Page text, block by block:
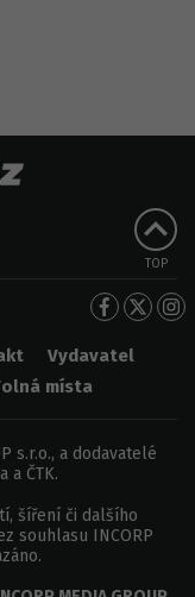
TOP
Vydavatel
místa
s.r.o., a dodavatelé
a ČTK.
šíření či dalšího
souhlasu INCORP